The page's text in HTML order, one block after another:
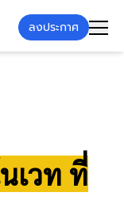
ลงประกาศ
เวท ที่